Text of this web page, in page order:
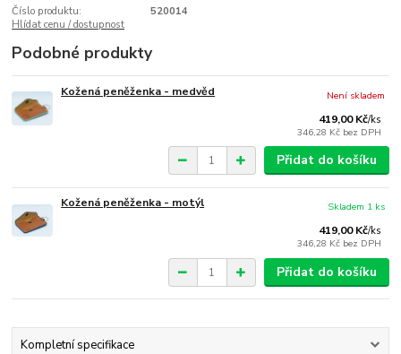
Číslo produktu:
520014
Hlídat cenu / dostupnost
Podobné produkty
Kožená peněženka - medvěd
419,00 Kč/ks
346,28 Kč bez DPH
Není skladem
Přidat do košíku
Kožená peněženka - motýl
419,00 Kč/ks
346,28 Kč bez DPH
Skladem 1 ks
Přidat do košíku
Kompletní specifikace